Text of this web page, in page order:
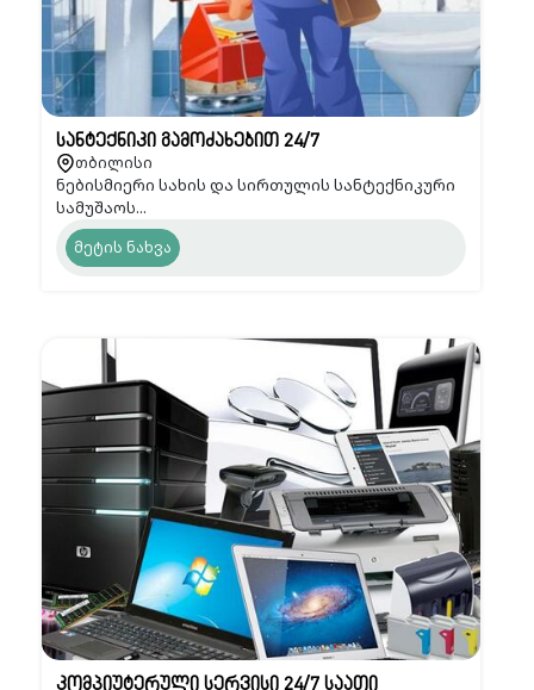
სანტექნიკი გამოძახებით 24/7
თბილისი
ნებისმიერი სახის და სირთულის სანტექნიკური
სამუშაოს...
მეტის ნახვა
კომპიუტერული სერვისი 24/7 საათი